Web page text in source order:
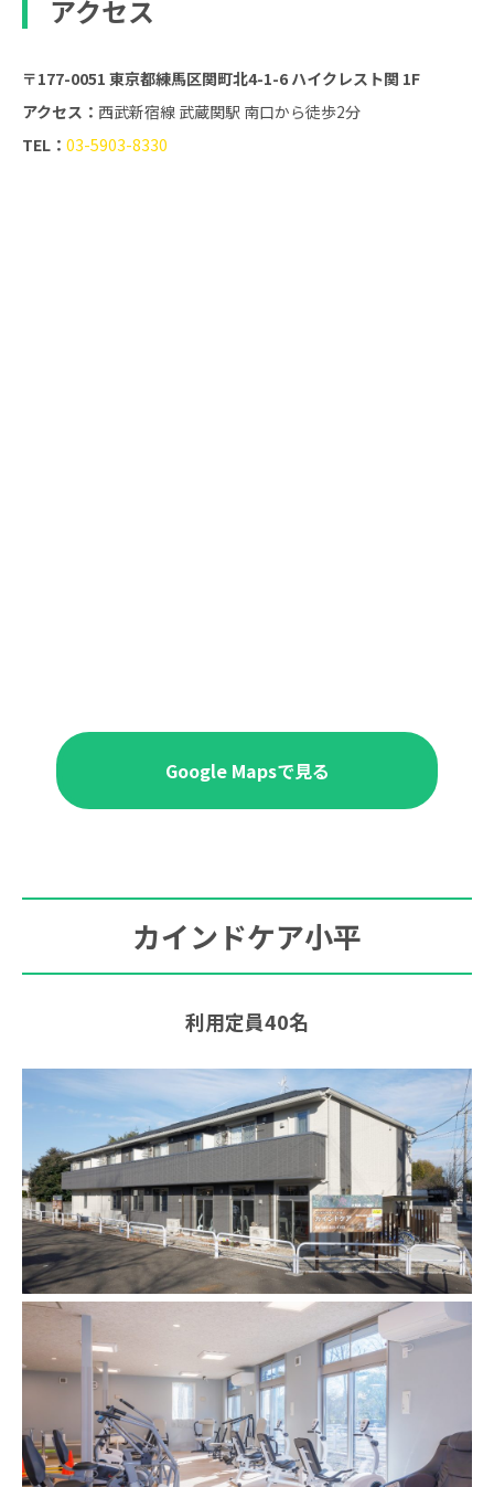
アクセス
〒177-0051 東京都練馬区関町北4-1-6 ハイクレスト関 1F
アクセス： 西武新宿線 武蔵関駅 南口から徒歩2分
TEL： 03-5903-8330
Google Mapsで見る
カインドケア小平
利用定員40名